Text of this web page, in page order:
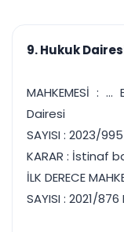
Duruşma
takvimi
Bildirim
Süreleri
Tek panelde
UYAP & UETS
Tüm özellikleri
9. Hukuk
MAHKEMESİ :
Dairesi
SAYISI : 2023/995
KARAR : İstinaf
İLK DERECE
SAYISI : 2021/